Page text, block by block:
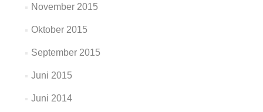
November 2015
Oktober 2015
September 2015
Juni 2015
Juni 2014